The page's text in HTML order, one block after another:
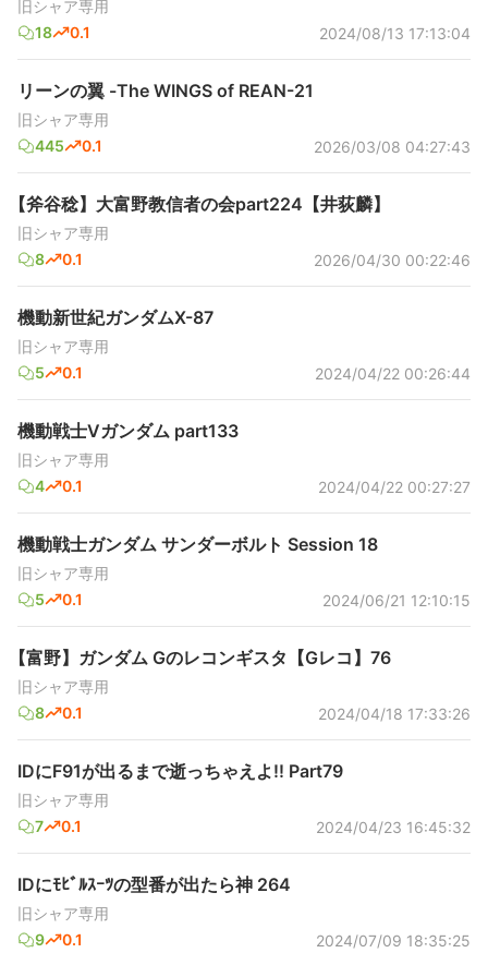
旧シャア専用
18
0.1 2024/08/13 17:13:04
リーンの翼 -The WINGS of REAN-21
旧シャア専用
445
0.1 2026/03/08 04:27:43
【斧谷稔】大富野教信者の会part224【井荻麟】
旧シャア専用
8
0.1 2026/04/30 00:22:46
機動新世紀ガンダムX-87
旧シャア専用
5
0.1 2024/04/22 00:26:44
機動戦士Vガンダム part133
旧シャア専用
4
0.1 2024/04/22 00:27:27
機動戦士ガンダム サンダーボルト Session 18
旧シャア専用
5
0.1 2024/06/21 12:10:15
【富野】ガンダム Gのレコンギスタ【Gレコ】76
旧シャア専用
8
0.1 2024/04/18 17:33:26
IDにF91が出るまで逝っちゃえよ!! Part79
旧シャア専用
7
0.1 2024/04/23 16:45:32
IDにﾓﾋﾞﾙｽｰﾂの型番が出たら神 264
旧シャア専用
9
0.1 2024/07/09 18:35:25